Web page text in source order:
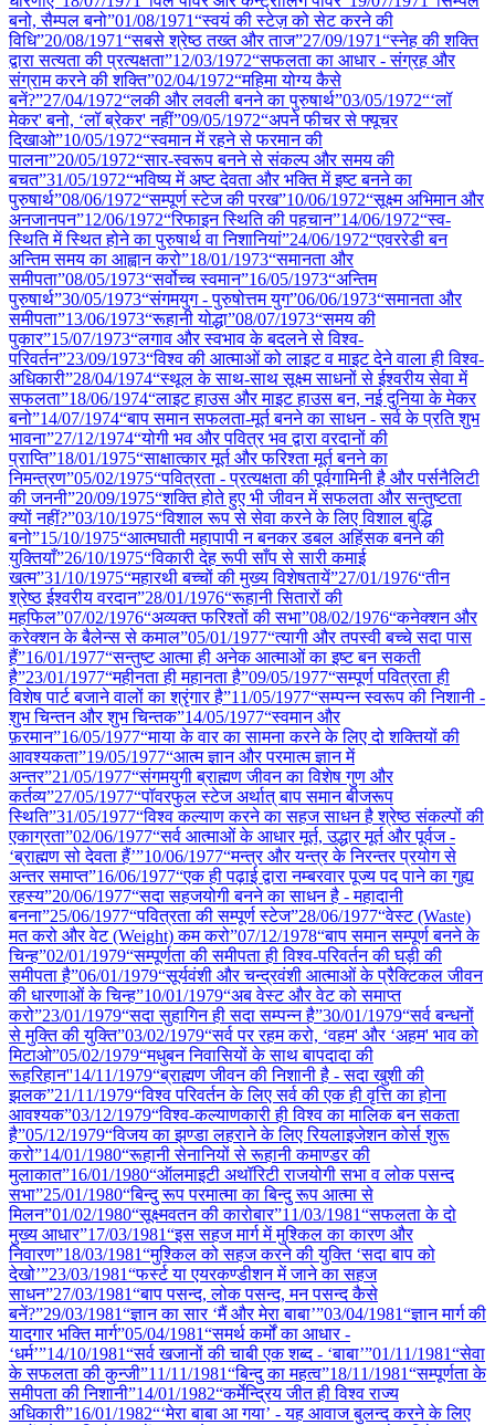
बनो, सैम्पल बनो”01/08/1971“स्वयं की स्टेज़ को सेट करने की
विधि”20/08/1971“सबसे श्रेष्ठ तख्त और ताज”27/09/1971“स्नेह की शक्ति
द्वारा सत्यता की प्रत्यक्षता”12/03/1972“सफलता का आधार - संग्रह और
संग्राम करने की शक्ति”02/04/1972“महिमा योग्य कैसे
बनें?”27/04/1972“लकी और लवली बनने का पुरुषार्थ”03/05/1972“‘लॉ
मेकर' बनो, ‘लॉ ब्रेकर' नहीं”09/05/1972“अपने फीचर से फ्यूचर
दिखाओ”10/05/1972“स्वमान में रहने से फरमान की
पालना”20/05/1972“सार-स्वरूप बनने से संकल्प और समय की
बचत”31/05/1972“भविष्य में अष्ट देवता और भक्ति में इष्ट बनने का
पुरुषार्थ”08/06/1972“सम्पूर्ण स्टेज की परख”10/06/1972“सूक्ष्म अभिमान और
अनजानपन”12/06/1972“रिफाइन स्थिति की पहचान”14/06/1972“स्व-
स्थिति में स्थित होने का पुरुषार्थ वा निशानियां”24/06/1972“एवररेडी बन
अन्तिम समय का आह्वान करो”18/01/1973“समानता और
समीपता”08/05/1973“सर्वोच्च स्वमान”16/05/1973“अन्तिम
पुरुषार्थ”30/05/1973“संगमयुग - पुरुषोत्तम युग”06/06/1973“समानता और
समीपता”13/06/1973“रूहानी योद्धा”08/07/1973“समय की
पुकार”15/07/1973“लगाव और स्वभाव के बदलने से विश्व-
परिवर्तन”23/09/1973“विश्व की आत्माओं को लाइट व माइट देने वाला ही विश्व-
अधिकारी”28/04/1974“स्थूल के साथ-साथ सूक्ष्म साधनों से ईश्वरीय सेवा में
सफलता”18/06/1974“लाइट हाउस और माइट हाउस बन, नई दुनिया के मेकर
बनो”14/07/1974“बाप समान सफलता-मूर्त बनने का साधन - सर्व के प्रति शुभ
भावना”27/12/1974“योगी भव और पवित्र भव द्वारा वरदानों की
प्राप्ति”18/01/1975“साक्षात्कार मूर्त और फरिश्ता मूर्त बनने का
निमन्‍त्रण”05/02/1975“पवित्रता - प्रत्यक्षता की पूर्वगामिनी है और पर्सनैलिटी
की जननी”20/09/1975“शक्ति होते हुए भी जीवन में सफलता और सन्तुष्टता
क्यों नहीं?”03/10/1975“विशाल रूप से सेवा करने के लिए विशाल बुद्धि
बनो”15/10/1975“आत्मघाती महापापी न बनकर डबल अहिंसक बनने की
युक्तियाँ”26/10/1975“विकारी देह रूपी साँप से सारी कमाई
खत्म”31/10/1975“महारथी बच्चों की मुख्य विशेषतायें”27/01/1976“तीन
श्रेष्ठ ईश्वरीय वरदान”28/01/1976“रूहानी सितारों की
महफिल”07/02/1976“अव्यक्त फरिश्तों की सभा”08/02/1976“कनेक्शन और
करेक्शन के बैलेन्स से कमाल”05/01/1977“त्यागी और तपस्वी बच्चे सदा पास
हैं”16/01/1977“सन्तुष्ट आत्मा ही अनेक आत्माओं का इष्ट बन सकती
है”23/01/1977“महीनता ही महानता है”09/05/1977“सम्पूर्ण पवित्रता ही
विशेष पार्ट बजाने वालों का श्रृंगार है”11/05/1977“सम्पन्न स्वरूप की निशानी -
शुभ चिन्तन और शुभ चिन्तक”14/05/1977“स्वमान और
फ़रमान”16/05/1977“माया के वार का सामना करने के लिए दो शक्तियों की
आवश्यकता”19/05/1977“आत्म ज्ञान और परमात्म ज्ञान में
अन्तर”21/05/1977“संगमयुगी ब्राह्मण जीवन का विशेष गुण और
कर्तव्य”27/05/1977“पॉवरफुल स्टेज अर्थात् बाप समान बीजरूप
स्थिति”31/05/1977“विश्व कल्याण करने का सहज साधन है श्रेष्ठ संकल्पों की
एकाग्रता”02/06/1977“सर्व आत्माओं के आधार मूर्त, उद्धार मूर्त और पूर्वज -
‘ब्राह्मण सो देवता हैं’”10/06/1977“मन्‍त्र और यन्‍त्र के निरन्तर प्रयोग से
अन्तर समाप्त”16/06/1977“एक ही पढ़ाई द्वारा नम्बरवार पूज्य पद पाने का गुह्य
रहस्य”20/06/1977“सदा सहजयोगी बनने का साधन है - महादानी
बनना”25/06/1977“पवित्रता की सम्पूर्ण स्टेज”28/06/1977“वेस्ट (Waste)
मत करो और वेट (Weight) कम करो”07/12/1978“बाप समान सम्पूर्ण बनने के
चिन्ह”02/01/1979“सम्पूर्णता की समीपता ही विश्व-परिवर्तन की घड़ी की
समीपता है”06/01/1979“सूर्यवंशी और चन्द्रवंशी आत्माओं के प्रैक्टिकल जीवन
की धारणाओं के चिन्ह”10/01/1979“अब वेस्ट और वेट को समाप्त
करो”23/01/1979“सदा सुहागिन ही सदा सम्पन्न है”30/01/1979“सर्व बन्धनों
से मुक्ति की युक्ति”03/02/1979“सर्व पर रहम करो, ‘वहम' और ‘अहम' भाव को
मिटाओ”05/02/1979“मधुबन निवासियों के साथ बापदादा की
रूहरिहान''14/11/1979“ब्राह्मण जीवन की निशानी है - सदा खुशी की
झलक”21/11/1979“विश्व परिवर्तन के लिए सर्व की एक ही वृत्ति का होना
आवश्यक”03/12/1979“विश्व-कल्याणकारी ही विश्व का मालिक बन सकता
है”05/12/1979“विजय का झण्डा लहराने के लिए रियलाइजेशन कोर्स शुरू
करो”14/01/1980“रूहानी सेनानियों से रूहानी कमाण्डर की
मुलाकात”16/01/1980“ऑलमाइटी अथॉरिटी राजयोगी सभा व लोक पसन्द
सभा”25/01/1980“बिन्दु रूप परमात्मा का बिन्दु रूप आत्मा से
मिलन”01/02/1980“सूक्ष्मवतन की कारोबार”11/03/1981“सफलता के दो
मुख्य आधार”17/03/1981“इस सहज मार्ग में मुश्किल का कारण और
निवारण”18/03/1981“मुश्किल को सहज करने की युक्ति ‘सदा बाप को
देखो’”23/03/1981“फर्स्ट या एयरकण्डीशन में जाने का सहज
साधन”27/03/1981“बाप पसन्द, लोक पसन्द, मन पसन्द कैसे
बनें?”29/03/1981“ज्ञान का सार ‘मैं और मेरा बाबा’”03/04/1981“ज्ञान मार्ग की
यादगार भक्ति मार्ग”05/04/1981“समर्थ कर्मों का आधार -
‘धर्म’”14/10/1981“सर्व खजानों की चाबी एक शब्द - ‘बाबा’”01/11/1981“सेवा
के सफलता की कुन्जी”11/11/1981“बिन्दु का महत्व”18/11/1981“सम्पूर्णता के
समीपता की निशानी”14/01/1982“कर्मेन्द्रिय जीत ही विश्व राज्य
अधिकारी”16/01/1982“‘मेरा बाबा आ गया’ - यह आवाज बुलन्द करने के लिए